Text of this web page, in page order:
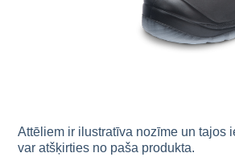
Attēliem ir ilustratīva nozīme un tajos
var atšķirties no paša produkta.